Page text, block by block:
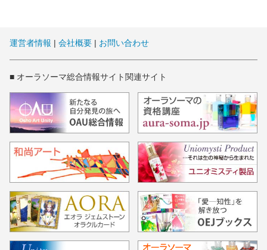
運営者情報 | 会社概要 | お問い合わせ
■ オーラソーマ総合情報サイト関連サイト